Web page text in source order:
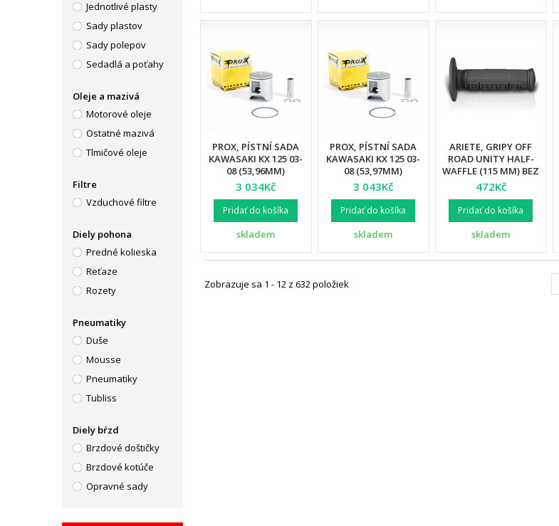
Jednotlivé plasty
Sady plastov
Sady polepov
Sedadlá a poťahy
Oleje a mazivá
Motorové oleje
Ostatné mazivá
Tlmičové oleje
Filtre
Vzduchové filtre
Diely pohona
Predné kolieska
Reťaze
Rozety
Pneumatiky
Duše
Mousse
Pneumatiky
Tubliss
Diely bŕzd
Brzdové doštičky
Brzdové kotúče
Opravné sady
PROX, PÍSTNÍ SADA
KAWASAKI KX 125 03-
08 (53,96MM)
3 034Kč
Pridať do košíka
skladem
PROX, PÍSTNÍ SADA
KAWASAKI KX 125 03-
08 (53,97MM)
3 043Kč
Pridať do košíka
skladem
ARIETE, GRIPY OFF
ROAD UNITY HALF-
WAFFLE (115 MM) BEZ
OTVORU, ČERNÁ
BARVA (12)
472Kč
Pridať do košíka
skladem
Zobrazuje sa 1 - 12 z 632 položiek